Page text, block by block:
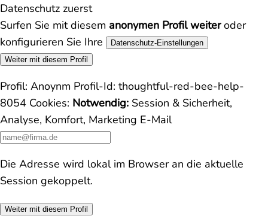
Datenschutz zuerst
Surfen Sie mit diesem anonymen Profil weiteroder
konfigurieren Sie Ihre
Datenschutz-Einstellungen
Weiter mit diesem Profil
Profil: Anoynm Profil-Id: thoughtful-red-bee-help-
8054 Cookies: Notwendig: Session & Sicherheit,
Analyse, Komfort, Marketing E-Mail
Die Adresse wird lokal im Browser an die aktuelle
Session gekoppelt.
Weiter mit diesem Profil